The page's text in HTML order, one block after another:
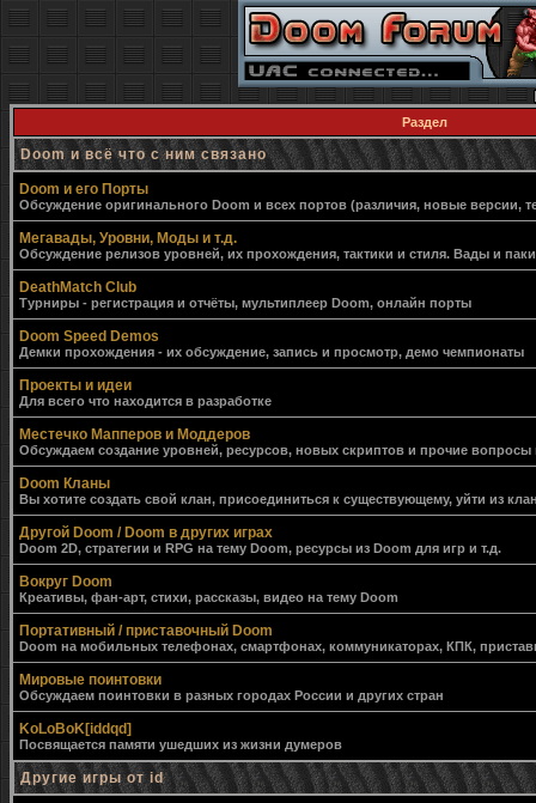
Раздел
Doom и всё что с ним связано
Doom и его Порты
Обсуждение оригинального Doom и всех портов (различия, новые версии,
Мегавады, Уровни, Моды и т.д.
Обсуждение релизов уровней, их прохождения, тактики и стиля. Вады и
DeathMatch Club
Турниры - регистрация и отчёты, мультиплеер Doom, онлайн порты
Doom Speed Demos
Демки прохождения - их обсуждение, запись и просмотр, демо чемпионаты
Проекты и идеи
Для всего что находится в разработке
Местечко Мапперов и Моддеров
Обсуждаем создание уровней, ресурсов, новых скриптов и прочие
Doom Кланы
Вы хотите создать свой клан, присоединиться к существующему, уйти из
Другой Doom / Doom в других играх
Doom 2D, стратегии и RPG на тему Doom, ресурсы из Doom для игр и т.д.
Вокруг Doom
Креативы, фан-арт, стихи, рассказы, видео на тему Doom
Портативный / приставочный Doom
Doom на мобильных телефонах, смартфонах, коммуникаторах, КПК,
Мировые поинтовки
Обсуждаем поинтовки в разных городах России и других стран
KoLoBoK[iddqd]
Посвящается памяти ушедших из жизни думеров
Другие игры от id